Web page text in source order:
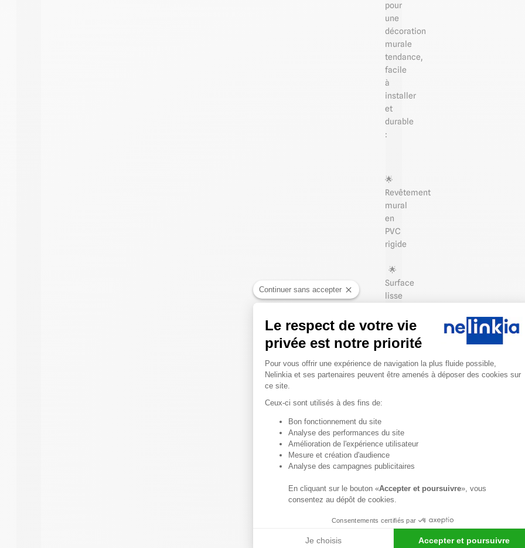
pour
une
décoration
murale
tendance,
facile
à
installer
et
durable
:
🌟
Revêtement
mural
en
PVC
rigide
🌟
Surface
lisse
satinée
🧰 Facile
à
parois
sans
ou
carrelage
💥 Durable,
Continuer sans accepter
Le respect de votre vie
privée est notre priorité
Plateforme de Gestion du
Pour vous offrir une expérience de navigation la plus fluide possible,
Nelinkia et ses partenaires peuvent être amenés à déposer des cookies sur
ce site.
Ceux-ci sont utilisés à des fins de:
Bon fonctionnement du site
Analyse des performances du site
Amélioration de l'expérience utilisateur
Mesure et création d'audience
Analyse des campagnes publicitaires
En cliquant sur le bouton «Accepter et poursuivre», vous
consentez au dépôt de cookies.
Consentements certifiés par
Je choisis Accepter et poursuivre
Axeptio consent